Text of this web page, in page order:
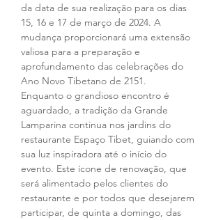
da data de sua realização para os dias
15, 16 e 17 de março de 2024. A
mudança proporcionará uma extensão
valiosa para a preparação e
aprofundamento das celebrações do
Ano Novo Tibetano de 2151.
Enquanto o grandioso encontro é
aguardado, a tradição da Grande
Lamparina continua nos jardins do
restaurante Espaço Tibet, guiando com
sua luz inspiradora até o início do
evento. Este ícone de renovação, que
será alimentado pelos clientes do
restaurante e por todos que desejarem
participar, de quinta a domingo, das